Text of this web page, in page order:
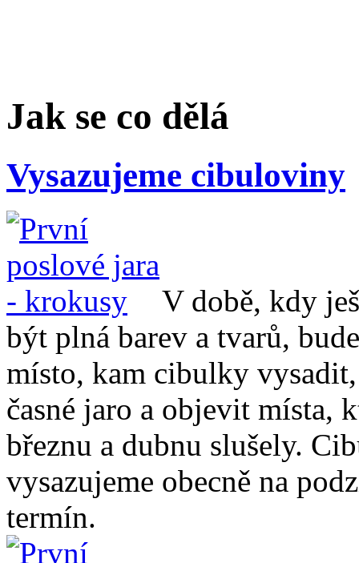
Jak se co dělá
Vysazujeme cibuloviny
V době, kdy
být plná barev a tvarů,
místo, kam cibulky
časné jaro a objevit místa,
březnu a dubnu slušely.
vysazujeme obecně na
termín.